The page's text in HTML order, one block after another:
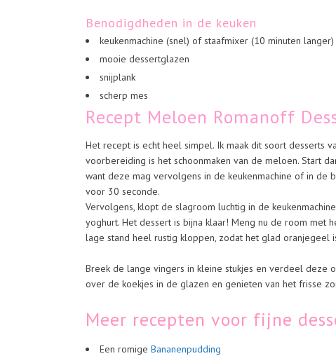
Benodigdheden in de keuken
keukenmachine (snel) of staafmixer (10 minuten langer)
mooie dessertglazen
snijplank
scherp mes
Recept Meloen Romanoff
Het recept is echt heel simpel. Ik maak dit soort desserts
voorbereiding is het schoonmaken van de meloen. Start
want deze mag vervolgens in de keukenmachine of in de
voor 30 seconde.
Vervolgens, klopt de slagroom luchtig in de
yoghurt. Het dessert is bijna klaar! Meng nu de room met
lage stand heel rustig kloppen, zodat het glad oranjegeel
Breek de lange vingers in kleine stukjes en verdeel deze
over de koekjes in de glazen en genieten van het frisse
Meer recepten voor fijne
Een romige Bananenpudding